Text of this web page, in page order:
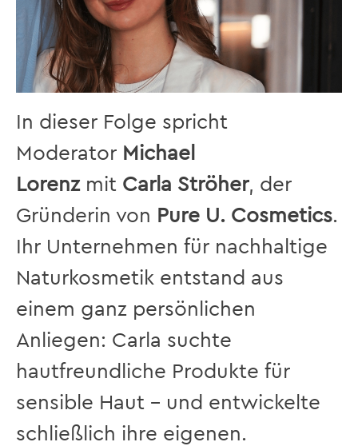
In dieser Folge spricht
Moderator Michael
Lorenzmit Carla Ströher, der
Gründerin von Pure U. Cosmetics.
Ihr Unternehmen für nachhaltige
Naturkosmetik entstand aus
einem ganz persönlichen
Anliegen: Carla suchte
hautfreundliche Produkte für
sensible Haut – und entwickelte
schließlich ihre eigenen.